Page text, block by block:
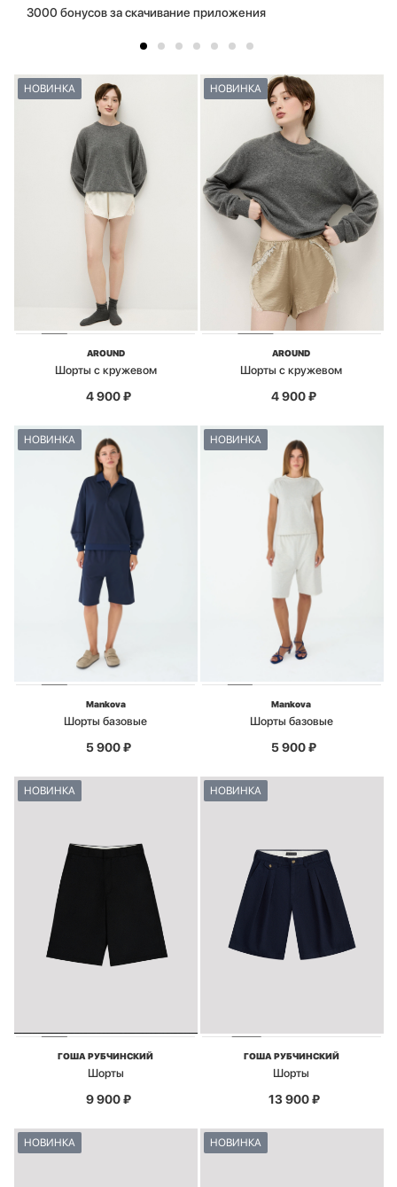
3000 бонусов за скачивание приложения
НОВИНКА
AROUND
Шорты с кружевом
4 900₽
НОВИНКА
AROUND
Шорты с кружевом
4 900₽
НОВИНКА
Mankova
Шорты базовые
5 900₽
НОВИНКА
Mankova
Шорты базовые
5 900₽
НОВИНКА
ГОША РУБЧИНСКИЙ
Шорты
9 900₽
НОВИНКА
ГОША РУБЧИНСКИЙ
Шорты
13 900₽
НОВИНКА НОВИНКА